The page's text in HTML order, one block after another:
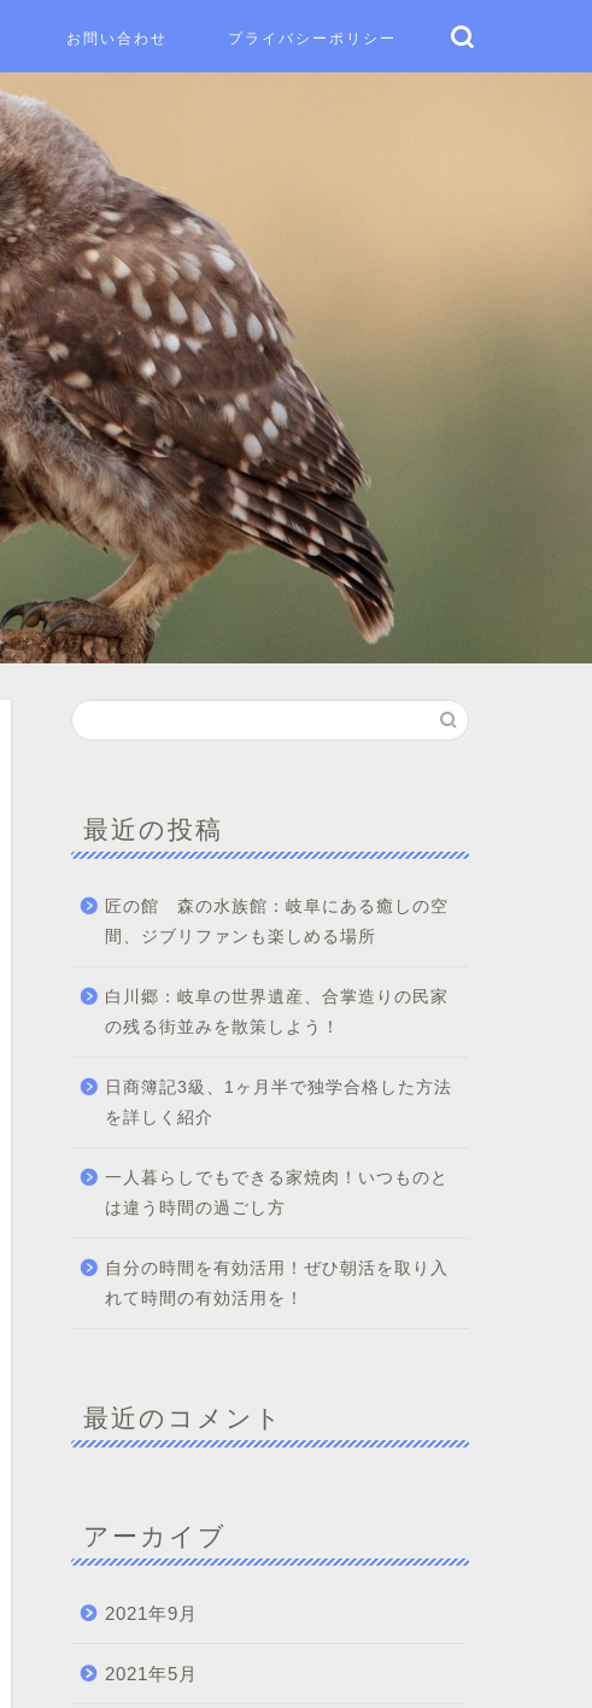
お問い合わせ プライバシーポリシー
最近の投稿
匠の館 森の水族館：岐阜にある癒しの空
間、ジブリファンも楽しめる場所
白川郷：岐阜の世界遺産、合掌造りの民家
の残る街並みを散策しよう！
日商簿記3級、1ヶ月半で独学合格した方法
を詳しく紹介
一人暮らしでもできる家焼肉！いつものと
は違う時間の過ごし方
自分の時間を有効活用！ぜひ朝活を取り入
れて時間の有効活用を！
最近のコメント
アーカイブ
2021年9月
2021年5月